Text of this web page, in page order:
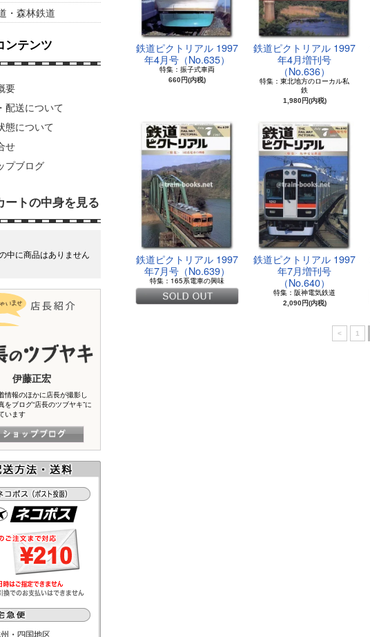
・森林鉄道
ンテンツ
要
配送について
態について
せ
プブログ
ートの中身を見る
中に商品はありません
伊藤正宏
情報のほかに店長が撮影し
をブログ“店長のツブヤキ”に
います
鉄道ピクトリアル 1997
年4月号（No.635）
特集：振子式車両
660円(内税)
鉄道ピクトリアル 1997
年4月増刊号
（No.636）
特集：東北地方のローカル私
鉄
1,980円(内税)
鉄道ピクトリアル 1997
年7月号（No.639）
特集：165系電車の興味
鉄道ピクトリアル 1997
年7月増刊号
（No.640）
特集：阪神電気鉄道
2,090円(内税)
< 1